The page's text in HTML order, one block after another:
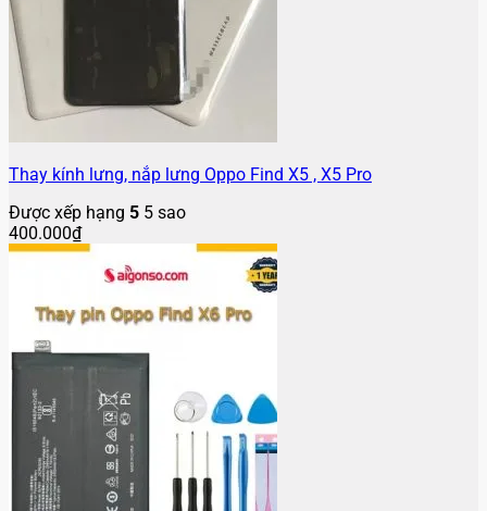
Thay kính lưng, nắp lưng Oppo Find X5 , X5 Pro
Được xếp hạng 5 5 sao
400.000₫